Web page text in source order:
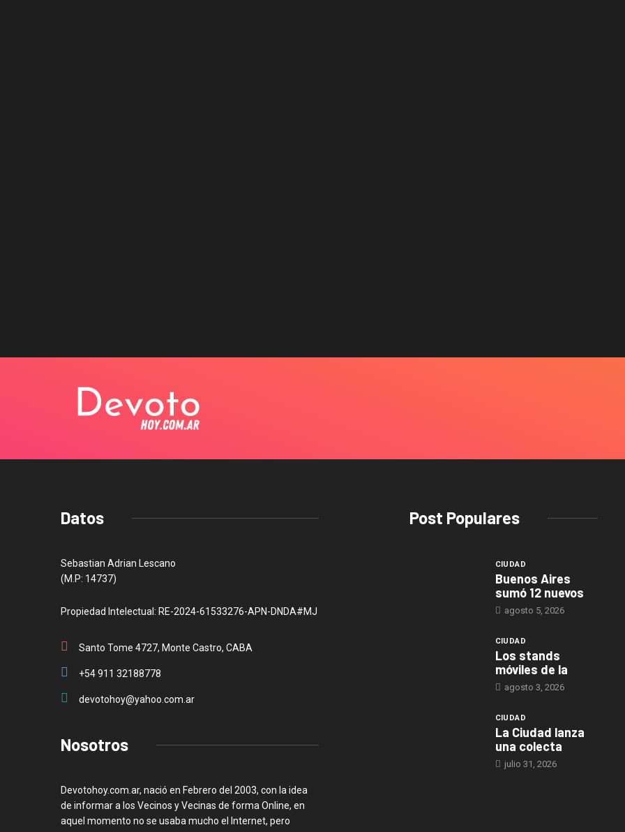
Datos
Sebastian Adrian Lescano
(M.P: 14737)
Propiedad Intelectual: RE-2024-61533276-APN-DNDA#MJ
Santo Tome 4727, Monte Castro, CABA
+54 911 32188778
devotohoy@yahoo.com.ar
Nosotros
Devotohoy.com.ar, nació en Febrero del 2003, con la idea
de informar a los Vecinos y Vecinas de forma Online, en
aquel momento no se usaba mucho el Internet, pero
Post Populares
CIUDAD
Buenos Aires
sumó 12 nuevos
agosto 5, 2026
CIUDAD
Los stands
móviles de la
agosto 3, 2026
CIUDAD
La Ciudad lanza
una colecta
julio 31, 2026